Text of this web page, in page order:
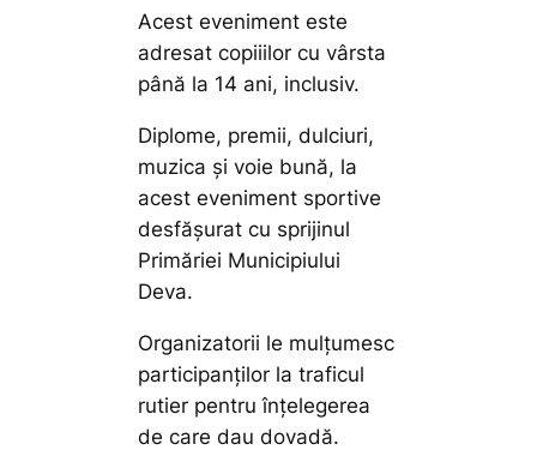
Acest eveniment este
adresat copiiilor cu vârsta
până la 14 ani, inclusiv.
Diplome, premii, dulciuri,
muzica și voie bună, la
acest eveniment sportive
desfășurat cu sprijinul
Primăriei Municipiului
Deva.
Organizatorii le mulțumesc
participanților la traficul
rutier pentru înțelegerea
de care dau dovadă.